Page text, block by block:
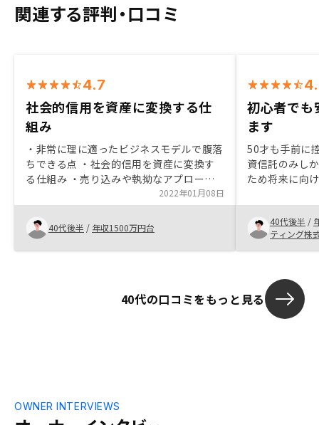
関連する評判・口コミ
4.7
社会的信用を資産に変換する仕
組み
・非常に理に適ったビジネスモデルで腹落
ちできる点 ・社会的信用を資産に変換す
る仕組み ・売り込みや執拗なアプローチ
などのない適切な営業コミュニケーション
・LINEでのタイムリーなQ&A ・全てネッ
トで対応できる効率性
2022年01月08日
40代後半 / 年収1500万円台
初心者でも
ます
50才も手前に
資信託のみし
ため将来に向
定されている
理や情報配信
るイメージと
た。
40代後半 /
ティング株
40代の口コミをもっと見る
OWNER INTERVIEWS